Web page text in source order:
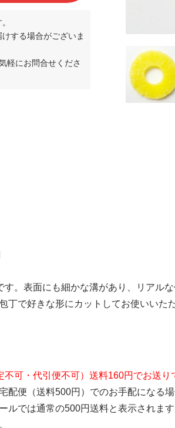
する場合がございま
軽にお問合せくださ
。表面にも細かな溝があり、リアル
丁で好きな形にカットしてお使いいた
不可・代引便不可）送料160円でお送り
配便（送料500円）でのお手配になる
ルでは通常の500円送料と表示されま